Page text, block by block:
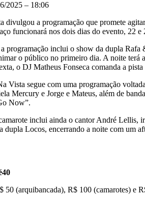
2025 – 18:06
divulgou a programação que promete
funcionará nos dois dias do evento, 22
programação inclui o show da dupla Rafa
o público no primeiro dia. A noite terá
o DJ Matheus Fonseca comanda a
Vista segue com uma programação
Mercury e Jorge e Mateus, além de
Now”.
inclui ainda o cantor André Lellis,
dupla Locos, encerrando a noite com um
50 (arquibancada), R$ 100 (camarotes) e